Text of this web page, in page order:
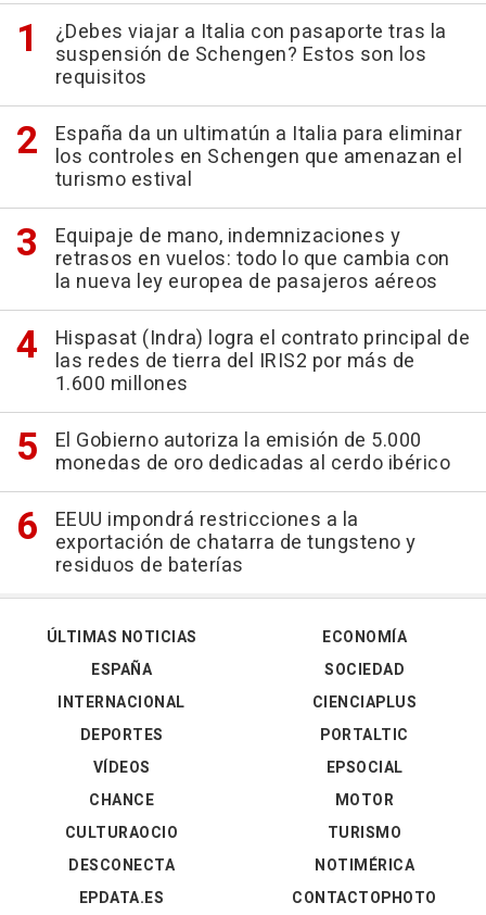
¿Debes viajar a Italia con pasaporte tras la
suspensión de Schengen? Estos son los
requisitos
España da un ultimatún a Italia para eliminar
los controles en Schengen que amenazan el
turismo estival
Equipaje de mano, indemnizaciones y
retrasos en vuelos: todo lo que cambia con
la nueva ley europea de pasajeros aéreos
Hispasat (Indra) logra el contrato principal de
las redes de tierra del IRIS2 por más de
1.600 millones
El Gobierno autoriza la emisión de 5.000
monedas de oro dedicadas al cerdo ibérico
EEUU impondrá restricciones a la
exportación de chatarra de tungsteno y
residuos de baterías
ÚLTIMAS NOTICIAS
ESPAÑA
INTERNACIONAL
DEPORTES
VÍDEOS
ECONOMÍA
SOCIEDAD
CIENCIAPLUS
PORTALTIC
EPSOCIAL
CHANCE
CULTURAOCIO
DESCONECTA
EPDATA.ES
MOTOR
TURISMO
NOTIMÉRICA
CONTACTOPHOTO